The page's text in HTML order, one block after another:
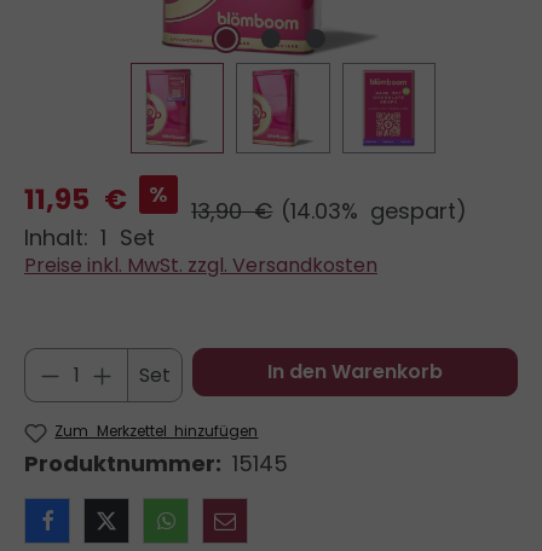
11,95 € %
13,90 € (14.03% gespart)
Inhalt:1 Set
Preise inkl. MwSt. zzgl. Versandkosten
Produkt Anzahl: Gib den
Set In den Warenkorb
Zum Merkzettel hinzufügen
Produktnummer:15145